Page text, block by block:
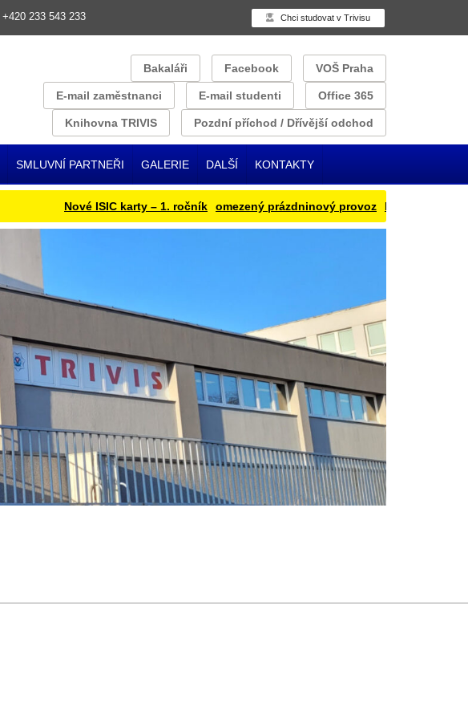
+420 233 543 233 Chci studovat v Trivisu
Bakaláři Facebook VOŠ Praha
E-mail zaměstnanci E-mail studenti Office 365
Knihovna TRIVIS Pozdní příchod / Dřívější odchod
SMLUVNÍ PARTNEŘI GALERIE DALŠÍ KONTAKTY
Nové ISIC karty – 1. ročník omezený prázdninový provoz Přihlašování obědu